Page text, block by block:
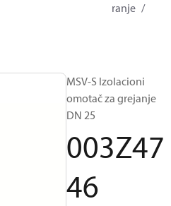
Statičko balansiranje
MSV-S Izolacioni
omotač za grejanje
DN 25
003Z47
46